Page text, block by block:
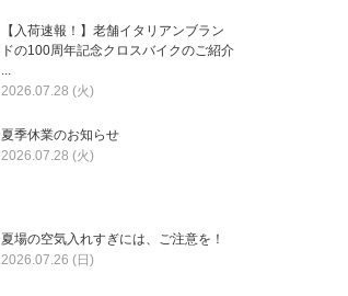
【入荷速報！】老舗イタリアンブラン
ドの100周年記念クロスバイクのご紹介
...
2026.07.28 (火)
夏季休業のお知らせ
2026.07.28 (火)
夏場の空気入れすぎには、ご注意を！
2026.07.26 (日)